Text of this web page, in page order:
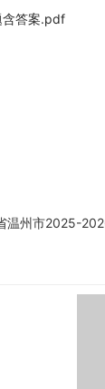
含答案.pdf
温州市2025-